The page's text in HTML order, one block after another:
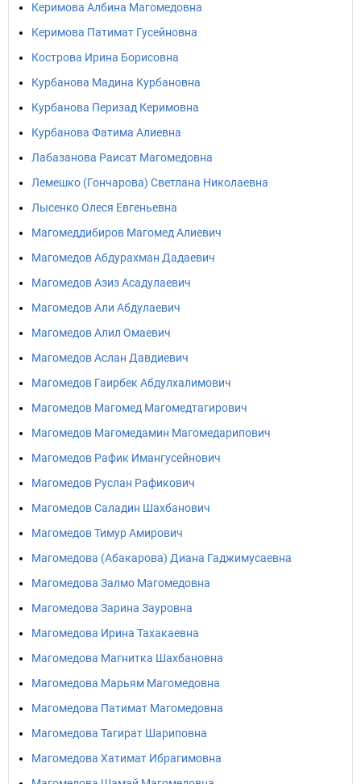
Керимова Албина Магомедовна
Керимова Патимат Гусейновна
Кострова Ирина Борисовна
Курбанова Мадина Курбановна
Курбанова Перизад Керимовна
Курбанова Фатима Алиевна
Лабазанова Раисат Магомедовна
Лемешко (Гончарова) Светлана Николаевна
Лысенко Олеся Евгеньевна
Магомеддибиров Магомед Алиевич
Магомедов Абдурахман Дадаевич
Магомедов Азиз Асадулаевич
Магомедов Али Абдулаевич
Магомедов Алил Омаевич
Магомедов Аслан Давдиевич
Магомедов Гаирбек Абдулхалимович
Магомедов Магомед Магомедтагирович
Магомедов Магомедамин Магомедарипович
Магомедов Рафик Имангусейнович
Магомедов Руслан Рафикович
Магомедов Саладин Шахбанович
Магомедов Тимур Амирович
Магомедова (Абакарова) Диана Гаджимусаевна
Магомедова Залмо Магомедовна
Магомедова Зарина Зауровна
Магомедова Ирина Тахакаевна
Магомедова Магнитка Шахбановна
Магомедова Марьям Магомедовна
Магомедова Патимат Магомедовна
Магомедова Тагират Шариповна
Магомедова Хатимат Ибрагимовна